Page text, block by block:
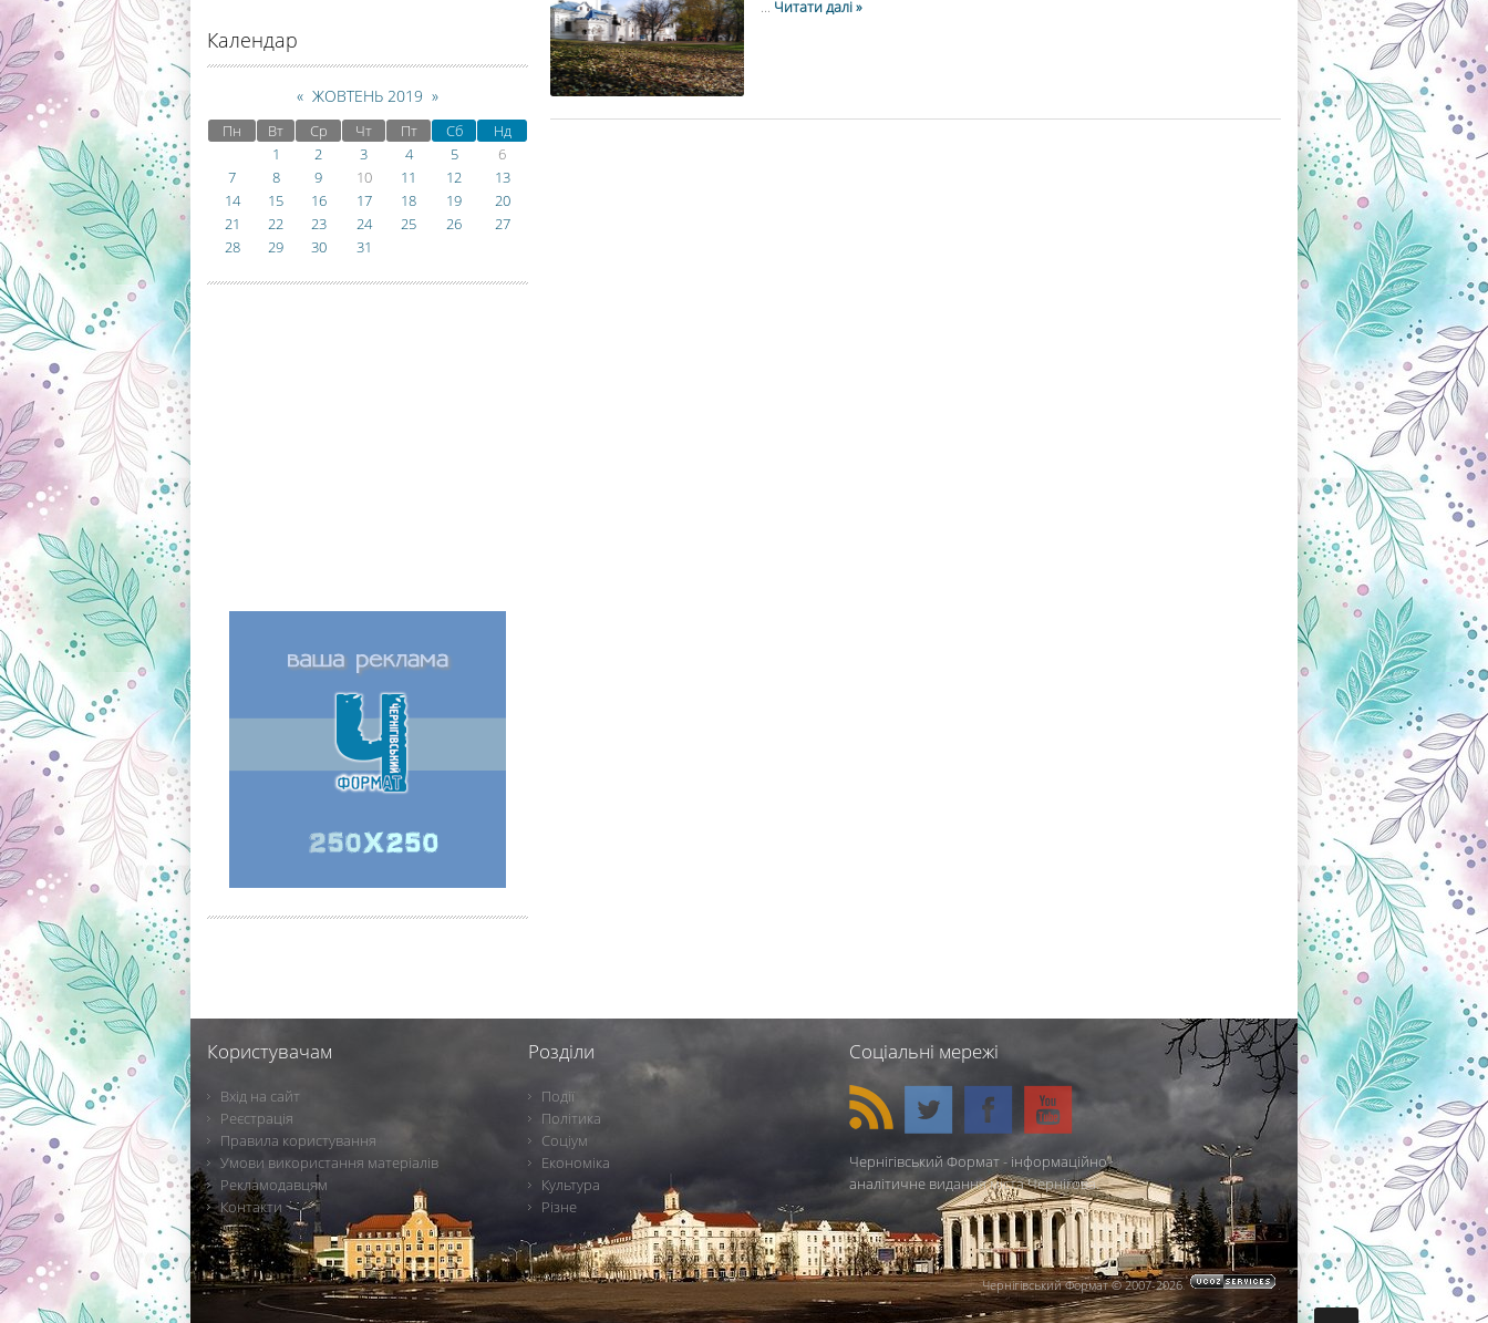
... Читати далі »
Календар
« ЖОВТЕНЬ 2019 »
Пн Вт Ср Чт Пт Сб
Нд
1
2 3 4 5
6
7
8 9 10 11 12
13
14
15 16 17 18 19
20
21
22 23 24 25 26
27
28
29 30 31
Користувачам
Вхід на сайт
Реєстрація
Правила користування
Умови використання матеріалів
Рекламодавцям
Контакти
Розділи
Події
Політика
Соціум
Економіка
Культура
Різне
Соціальні мережі
Чернігівський Формат - інформаційно-
аналітичне видання міста Чернігова.
Чернігівський Формат © 2007-2026. .